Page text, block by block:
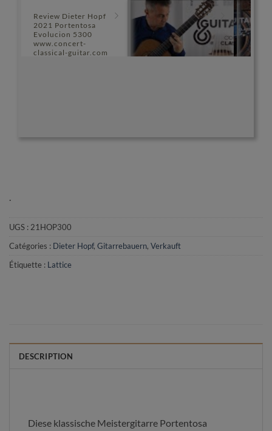
Review Dieter Hopf
2021 Portentosa
Evolucion 5300
www.concert-
classical-guitar.com
.
UGS : 21HOP300
Catégories : Dieter Hopf, Gitarrebauern, Verkauft
Étiquette : Lattice
DESCRIPTION
Diese klassische Meistergitarre Portentosa